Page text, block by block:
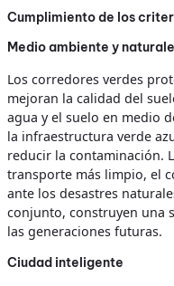
Cumplimiento de los
Medio ambiente y
Los corredores verdes
mejoran la calidad del
agua y el suelo en medio
la infraestructura verde
reducir la contaminación.
transporte más limpio, el
ante los desastres
conjunto, construyen una
las generaciones futuras.
Ciudad inteligente